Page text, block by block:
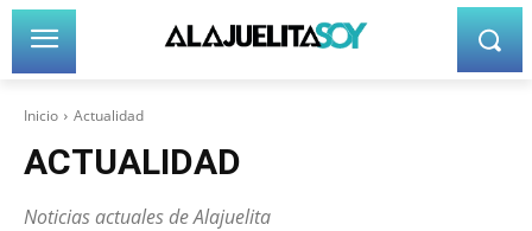
Inicio Actualidad
ACTUALIDAD
Noticias actuales de Alajuelita